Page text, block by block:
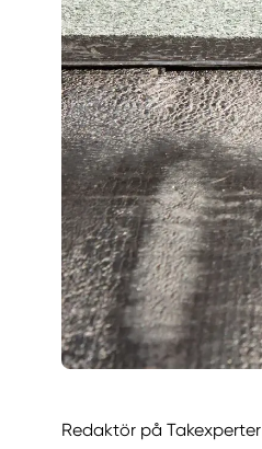
Redaktör på Takexperter